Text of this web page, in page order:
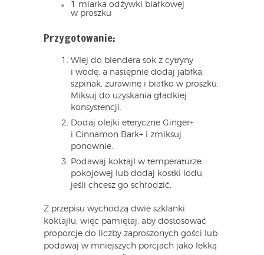
1 miarka odżywki białkowej
w proszku
Przygotowanie:
Wlej do blendera sok z cytryny
i wodę, a następnie dodaj jabłka,
szpinak, żurawinę i białko w proszku.
Miksuj do uzyskania gładkiej
konsystencji.
Dodaj olejki eteryczne Ginger+
i Cinnamon Bark+ i zmiksuj
ponownie.
Podawaj koktajl w temperaturze
pokojowej lub dodaj kostki lodu,
jeśli chcesz go schłodzić.
Z przepisu wychodzą dwie szklanki
koktajlu, więc pamiętaj, aby dostosować
proporcje do liczby zaproszonych gości lub
podawaj w mniejszych porcjach jako lekką